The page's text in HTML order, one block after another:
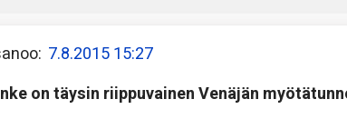
7.8.2015 15:27
on täysin riippuvainen Venäjän